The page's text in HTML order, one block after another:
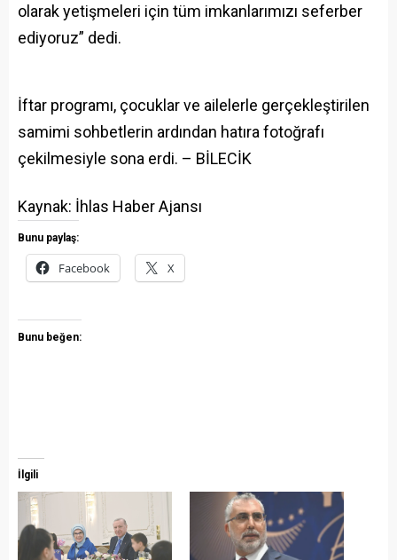
olarak yetişmeleri için tüm imkanlarımızı seferber
ediyoruz” dedi.
İftar programı, çocuklar ve ailelerle gerçekleştirilen
samimi sohbetlerin ardından hatıra fotoğrafı
çekilmesiyle sona erdi. – BİLECİK
Kaynak: İhlas Haber Ajansı
Bunu paylaş:
Facebook X
Bunu beğen:
İlgili